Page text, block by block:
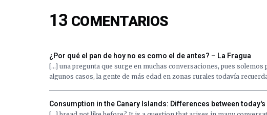
13 COMENTARIOS
¿Por qué el pan de hoy no es como el de antes? – La Fragua
[…] una pregunta que surge en muchas conversaciones, pues
algunos casos, la gente de más edad en zonas rurales todavía
Consumption in the Canary Islands: Differences between